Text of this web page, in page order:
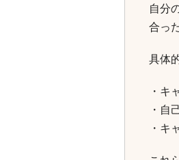
自分
合っ
具体
・キ
・自
・キ